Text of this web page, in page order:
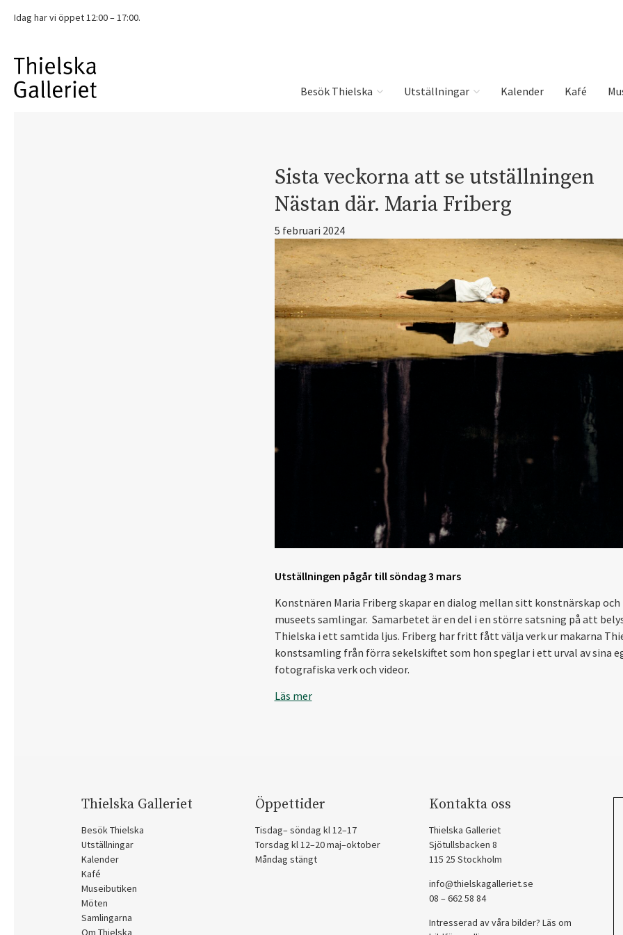
Idag har vi öppet 12:00 – 17:00.
Besök Thielska Utställningar Kalender Kafé
Sista veckorna att se utställningen
Nästan där. Maria Friberg
5 februari 2024
Utställningen pågår till söndag 3 mars
Konstnären Maria Friberg skapar en dialog mellan sitt konstnärskap och
museets samlingar. Samarbetet är en del i en större satsning på att
Thielska i ett samtida ljus. Friberg har fritt fått välja verk ur makarna
konstsamling från förra sekelskiftet som hon speglar i ett urval av sina
fotografiska verk och videor.
Läs mer
Thielska Galleriet
Besök Thielska
Utställningar
Kalender
Kafé
Museibutiken
Möten
Samlingarna
Öppettider
Tisdag– söndag kl 12–17
Torsdag kl 12–20 maj–oktober
Måndag stängt
Kontakta oss
Thielska Galleriet
Sjötullsbacken 8
115 25 Stockholm
info@thielskagalleriet.se
08 – 662 58 84
Intresserad av våra bilder? Läs om